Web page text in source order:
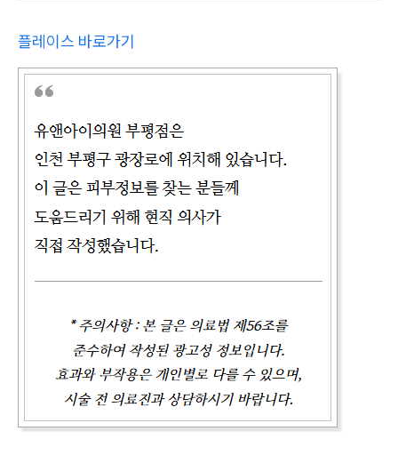
플레이스 바로가기